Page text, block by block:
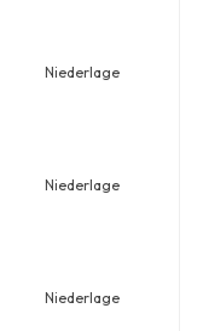
Niederlage
Niederlage
Niederlage